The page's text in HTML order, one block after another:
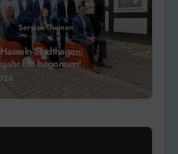
Service-Themen
Stadthagen:
hat begonnen!